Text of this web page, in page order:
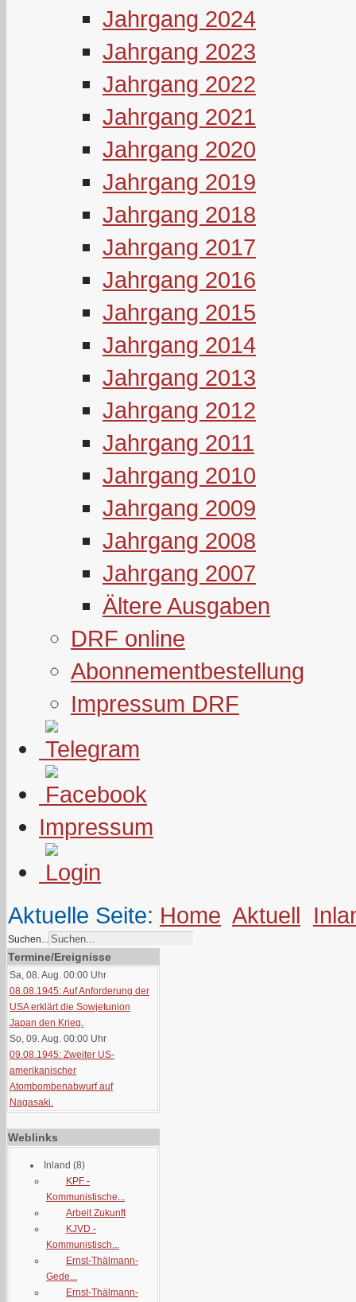
Jahrgang 2024
Jahrgang 2023
Jahrgang 2022
Jahrgang 2021
Jahrgang 2020
Jahrgang 2019
Jahrgang 2018
Jahrgang 2017
Jahrgang 2016
Jahrgang 2015
Jahrgang 2014
Jahrgang 2013
Jahrgang 2012
Jahrgang 2011
Jahrgang 2010
Jahrgang 2009
Jahrgang 2008
Jahrgang 2007
Ältere Ausgaben
DRF online
Abonnementbestellung
Impressum DRF
Impressum
Aktuelle Seite: Home Aktuell
Suchen...
Termine/Ereignisse
Sa, 08. Aug. 00:00 Uhr
08.08.1945: Auf Anforderung der
USA erklärt die Sowjetunion
Japan den Krieg.
So, 09. Aug. 00:00 Uhr
09.08.1945: Zweiter US-
amerikanischer
Atombombenabwurf auf
Nagasaki.
Weblinks
Inland (8)
KPF -
Kommunistische...
Arbeit Zukunft
KJVD -
Kommunistisch...
Ernst-Thälmann-
Gede...
Ernst-Thälmann-